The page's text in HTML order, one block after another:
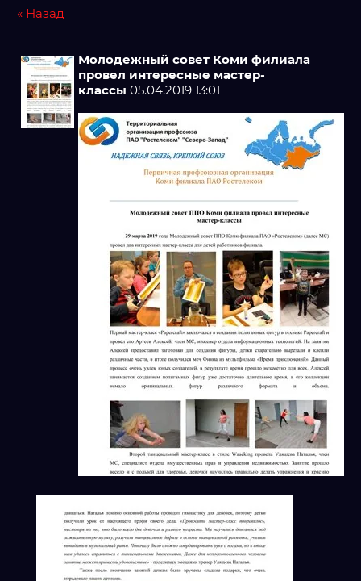
« Назад
Молодежный совет Коми филиала
провел интересные мастер-
классы 05.04.2019 13:01